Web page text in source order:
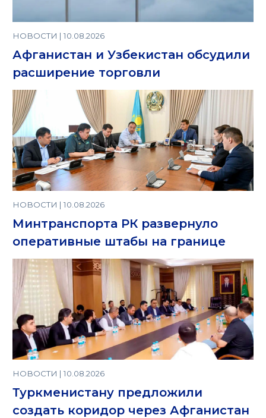
НОВОСТИ | 10.08.2026
Афганистан и Узбекистан обсудили
расширение торговли
НОВОСТИ | 10.08.2026
Минтранспорта РК развернуло
оперативные штабы на границе
НОВОСТИ | 10.08.2026
Туркменистану предложили
создать коридор через Афганистан